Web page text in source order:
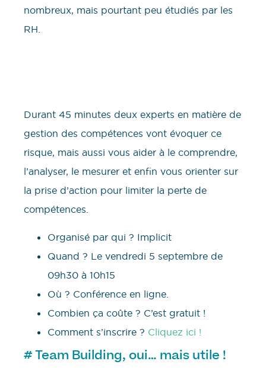
nombreux, mais pourtant peu étudiés par les
RH.
Durant 45 minutes deux experts en matière de
gestion des compétences vont évoquer ce
risque, mais aussi vous aider à le comprendre,
l’analyser, le mesurer et enfin vous orienter sur
la prise d’action pour limiter la perte de
compétences.
Organisé par qui ? Implicit
Quand ? Le vendredi 5 septembre de
09h30 à 10h15
Où ? Conférence en ligne.
Combien ça coûte ? C’est gratuit !
Comment s’inscrire ? Cliquez ici !
# Team Building, oui… mais utile !